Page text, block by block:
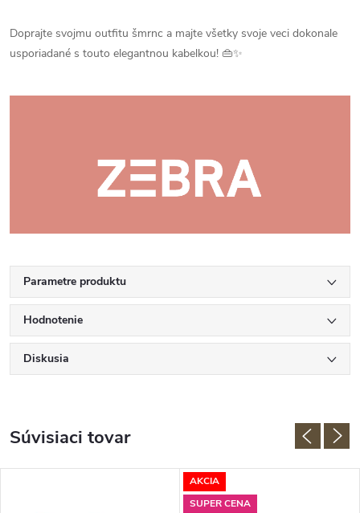
Doprajte svojmu outfitu šmrnc a majte všetky svoje veci dokonale
usporiadané s touto elegantnou kabelkou! 👜✨
Parametre produktu
Hodnotenie
Diskusia
Súvisiaci tovar
AKCIA
SUPER CENA